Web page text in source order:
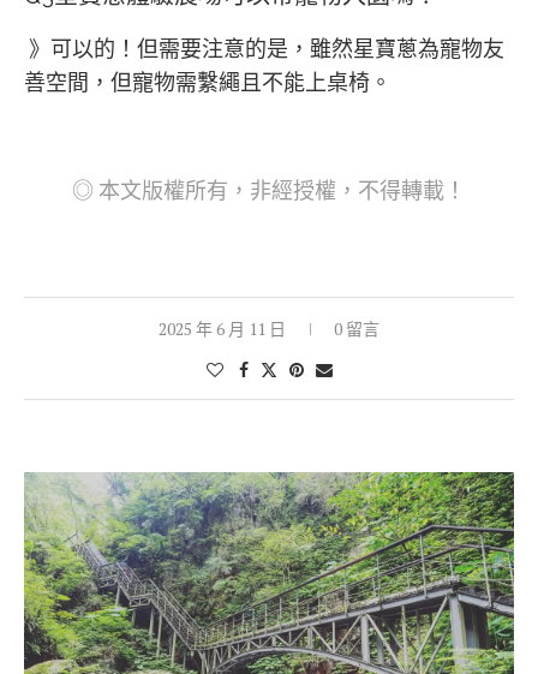
》可以的！但需要注意的是，雖然星寶蔥為寵物友
善空間，但寵物需繫繩且不能上桌椅。
◎ 本文版權所有，非經授權，不得轉載！
2025 年 6 月 11 日 0 留言